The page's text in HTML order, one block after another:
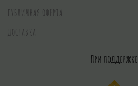
ПУБЛИЧНАЯ ОФЕРТА
ДОСТАВКА
При поддержке